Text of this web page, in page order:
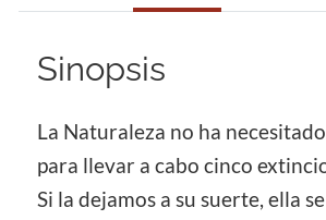
Sinopsis
La Naturaleza no ha
para llevar a cabo cinco
Si la dejamos a su suerte, ella